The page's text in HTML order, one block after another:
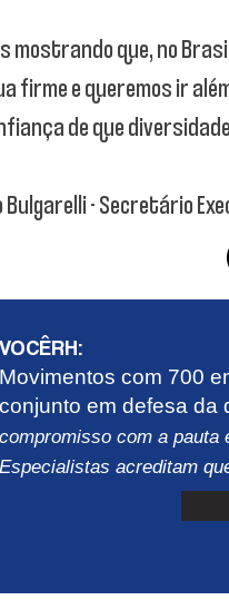
mostrando que, no
firme e queremos ir
de que
Bulgarelli - Secretário
VOCÊRH:
Movimentos com 700
conjunto em defesa da
compromisso com a pauta
Especialistas acreditam